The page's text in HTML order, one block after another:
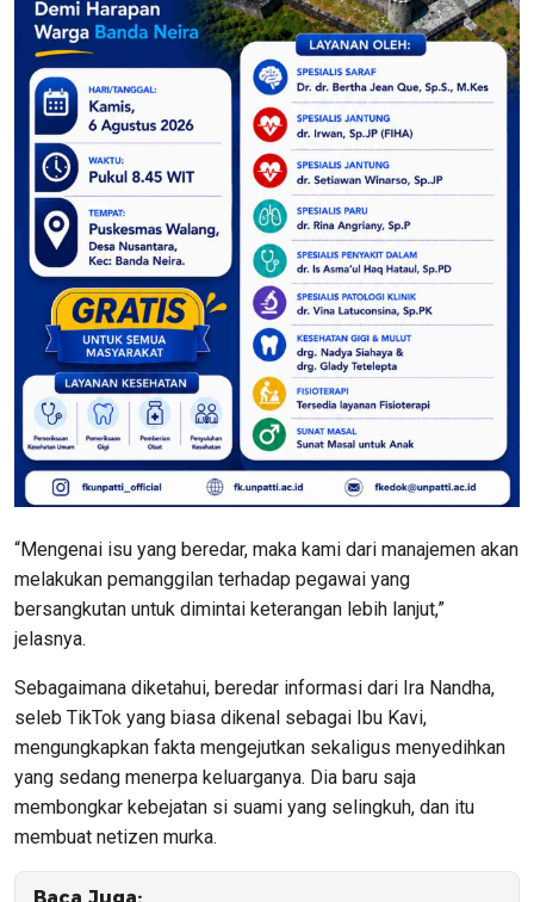
“Mengenai isu yang beredar, maka kami dari manajemen akan
melakukan pemanggilan terhadap pegawai yang
bersangkutan untuk dimintai keterangan lebih lanjut,”
jelasnya.
Sebagaimana diketahui, beredar informasi dari Ira Nandha,
seleb TikTok yang biasa dikenal sebagai Ibu Kavi,
mengungkapkan fakta mengejutkan sekaligus menyedihkan
yang sedang menerpa keluarganya. Dia baru saja
membongkar kebejatan si suami yang selingkuh, dan itu
membuat netizen murka.